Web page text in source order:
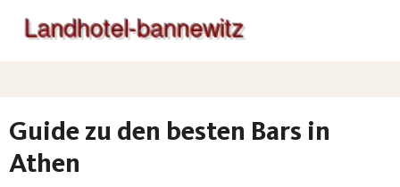
Guide zu den besten Bars in
Athen